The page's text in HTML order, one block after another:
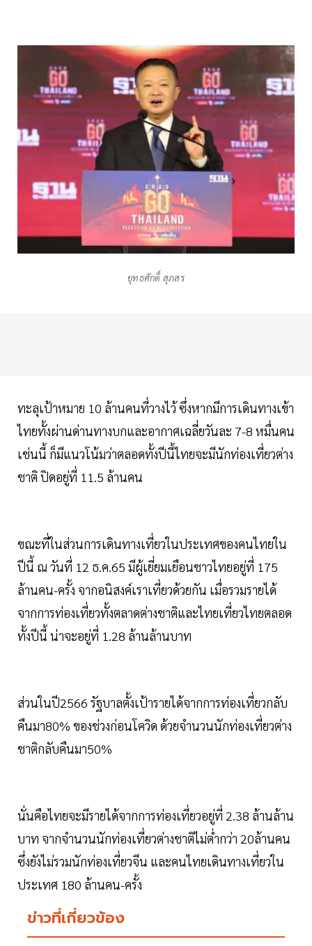
ยุทธศักดิ์ สุภสร
ทะลุเป้าหมาย 10 ล้านคนที่วางไว้ ซึ่งหากมีการเดินทางเข้า
ไทยทั้งผ่านด่านทางบกและอากาศเฉลี่ยวันละ 7-8 หมื่นคน
เช่นนี้ ก็มีแนวโน้มว่าตลอดทั้งปีนี้ไทยจะมีนักท่องเที่ยวต่าง
ชาติ ปิดอยู่ที่ 11.5 ล้านคน
ขณะที่ในส่วนการเดินทางเที่ยวในประเทศของคนไทยใน
ปีนี้ ณ วันที่ 12 ธ.ค.65 มีผู้เยี่ยมเยือนชาวไทยอยู่ที่ 175
ล้านคน-ครั้ง จากอนิสงค์เราเที่ยวด้วยกัน เมื่อรวมรายได้
จากการท่องเที่ยวทั้งตลาดต่างชาติและไทยเที่ยวไทยตลอด
ทั้งปีนี้ น่าจะอยู่ที่ 1.28 ล้านล้านบาท
ส่วนในปี2566 รัฐบาลตั้งเป้ารายได้จากการท่องเที่ยวกลับ
คืนมา80% ของช่วงก่อนโควิด ด้วยจำนวนนักท่องเที่ยวต่าง
ชาติกลับคืนมา50%
นั่นคือไทยจะมีรายได้จากการท่องเที่ยวอยู่ที่ 2.38 ล้านล้าน
บาท จากจำนวนนักท่องเที่ยวต่างชาติไม่ต่ำกว่า 20ล้านคน
ซึ่งยังไม่รวมนักท่องเที่ยวจีน และคนไทยเดินทางเที่ยวใน
ประเทศ 180 ล้านคน-ครั้ง
ข่าวที่เกี่ยวข้อง